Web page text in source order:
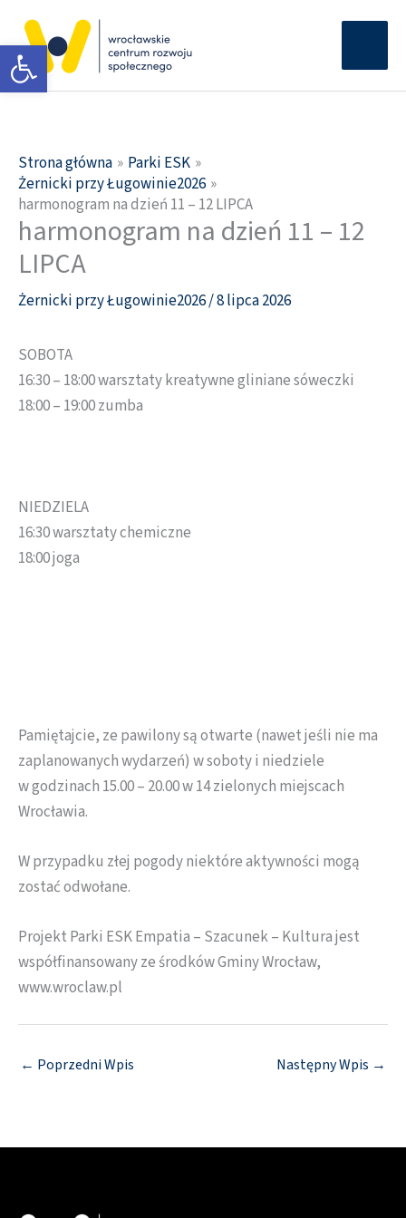
Otwórz pasek narzędzi
treści
Strona główna
Parki ESK
Żernicki przy Ługowinie2026
harmonogram na dzień 11 – 12 LIPCA
harmonogram na dzień 11 – 12
LIPCA
Żernicki przy Ługowinie2026/8 lipca 2026
SOBOTA
16:30 – 18:00 warsztaty kreatywne gliniane sóweczki
18:00 – 19:00 zumba
NIEDZIELA
16:30 warsztaty chemiczne
18:00 joga
Pamiętajcie, ze pawilony są otwarte (nawet jeśli nie ma
zaplanowanych wydarzeń) w soboty i niedziele
w godzinach 15.00 – 20.00 w 14 zielonych miejscach
Wrocławia.
W przypadku złej pogody niektóre aktywności mogą
zostać odwołane.
Projekt Parki ESK Empatia – Szacunek – Kultura jest
współfinansowany ze środków Gminy Wrocław,
www.wroclaw.pl
← Poprzedni Wpis Następny Wpis →